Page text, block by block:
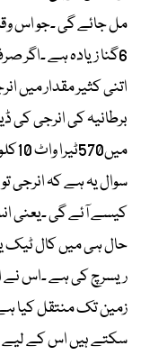
مل جائے گی ۔جو اس
اتنی کثیر مقدار
سوال یہ ہے کہ انرجی
کیسے آئے گی ۔یعنی
حال ہی میں کال ٹیک
ریسرچ کی ہے ۔اس نے
زمین تک منتقل کیا
سکتے ہیں اس کے لیے